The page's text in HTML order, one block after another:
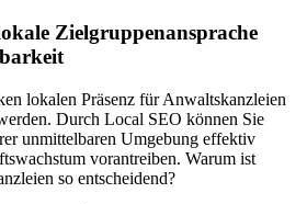
Zielgruppenansprache
lokalen Präsenz für Anwaltskanzleien
Durch Local SEO können Sie
unmittelbaren Umgebung effektiv
vorantreiben. Warum ist
so entscheidend?